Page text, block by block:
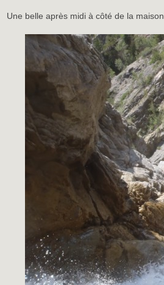
Une belle après midi à côté de la maison.